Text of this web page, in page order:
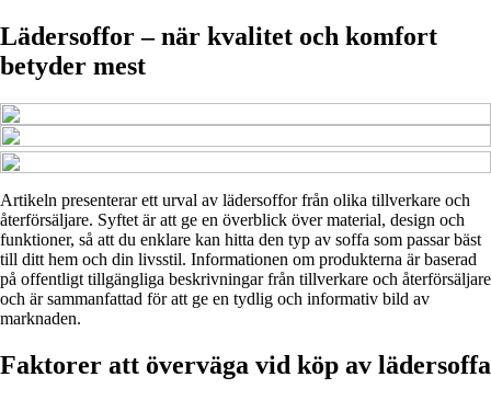
Lädersoffor – när kvalitet och komfort
betyder mest
Artikeln presenterar ett urval av lädersoffor från olika tillverkare och
återförsäljare. Syftet är att ge en överblick över material, design och
funktioner, så att du enklare kan hitta den typ av soffa som passar bäst
till ditt hem och din livsstil. Informationen om produkterna är baserad
på offentligt tillgängliga beskrivningar från tillverkare och återförsäljare
och är sammanfattad för att ge en tydlig och informativ bild av
marknaden.
Faktorer att överväga vid köp av lädersoffa